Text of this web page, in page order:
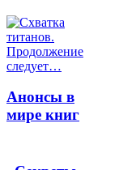
Анонсы в
мире книг